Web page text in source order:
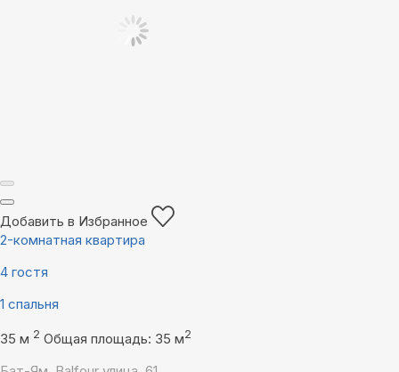
Добавить в Избранное
2-комнатная квартира
4 гостя
1 спальня
35 м 2 Общая площадь: 35 м2